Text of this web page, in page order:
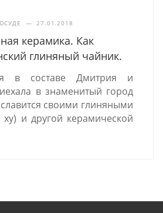
— 27.01.2018
керамика. Как
глиняный чайник.
в составе Дмитрия и
в знаменитый город
своими глиняными
и другой керамической